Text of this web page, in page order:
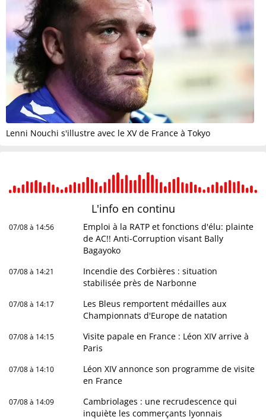
Lenni Nouchi s'illustre avec le XV de France à Tokyo
L'info en continu
07/08 à 14:56
Emploi à la RATP et fonctions d'élu: plainte
de AC!! Anti-Corruption visant Bally
Bagayoko
07/08 à 14:21
Incendie des Corbières : situation
stabilisée près de Narbonne
07/08 à 14:17
Les Bleus remportent médailles aux
Championnats d'Europe de natation
07/08 à 14:15
Visite papale en France : Léon XIV arrive à
Paris
07/08 à 14:10
Léon XIV annonce son programme de visite
en France
07/08 à 14:09
Cambriolages : une recrudescence qui
inquiète les commerçants lyonnais